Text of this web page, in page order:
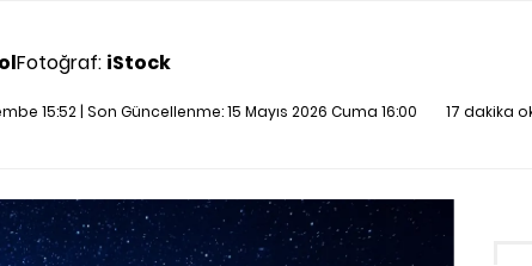
Fotoğraf: iStock
15:52 | Son Güncellenme:15 Mayıs 2026 Cuma 16:00 17 dakika